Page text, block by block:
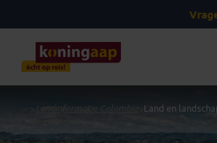
> Landinformatie Colombia Land en